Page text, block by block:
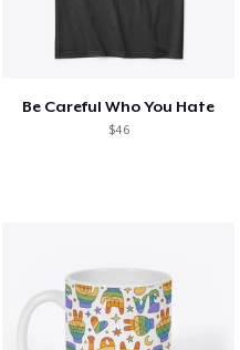
Be Careful Who You Hate
$46